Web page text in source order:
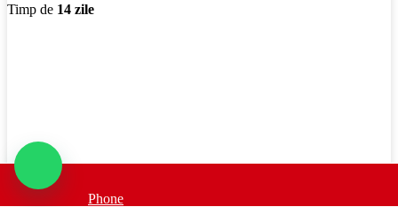
Timp de 14 zile
COMANDA TELEFONIC
Phone